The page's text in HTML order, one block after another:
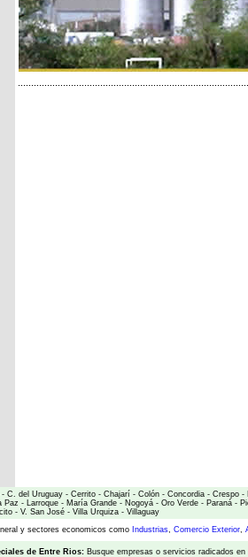
- C. del Uruguay - Cerrito - Chajarí - Colón - Concordia - Crespo -
Paz - Larroque - María Grande - Nogoyá - Oro Verde - Paraná -
- V. San José - Villa Urquiza - Villaguay
y sectores economicos como Industrias, Comercio Exterior,
de Entre Rios: Busque empresas o servicios radicados